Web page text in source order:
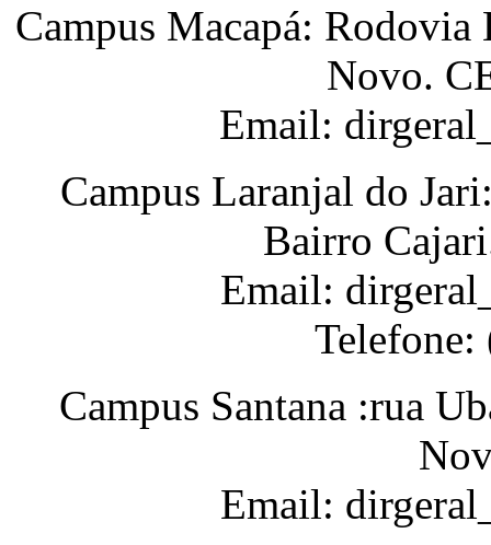
Campus Macapá:
Novo.
Email:
Campus Laranjal do
Bairro
Email:
Campus Santana :rua
Email: